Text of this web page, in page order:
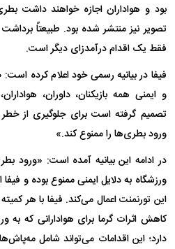
بود و هواداران اجازه خواهند داشت
تصویر نیز منتشر شده بود. طبیعتاً
فقط یک اقدام درآمدزای دیگر است.
فیفا در بیانیه رسمی خود اعلام کرده
و ایمنی همه بازیکنان، داوران،
تصمیم گرفته است برای جلوگیری از
ورود بطری‌ها را ممنوع کند.»
در ادامه این بیانیه آمده است: «ورود
ورزشگاه به دلایل ایمنی ممنوع بوده و
این تورنمنت اعمال می‌کند. فیفا با هر
کاهش اثرات گرما برای هوادارانی که به
دارد؛ این اقدامات می‌تواند شامل